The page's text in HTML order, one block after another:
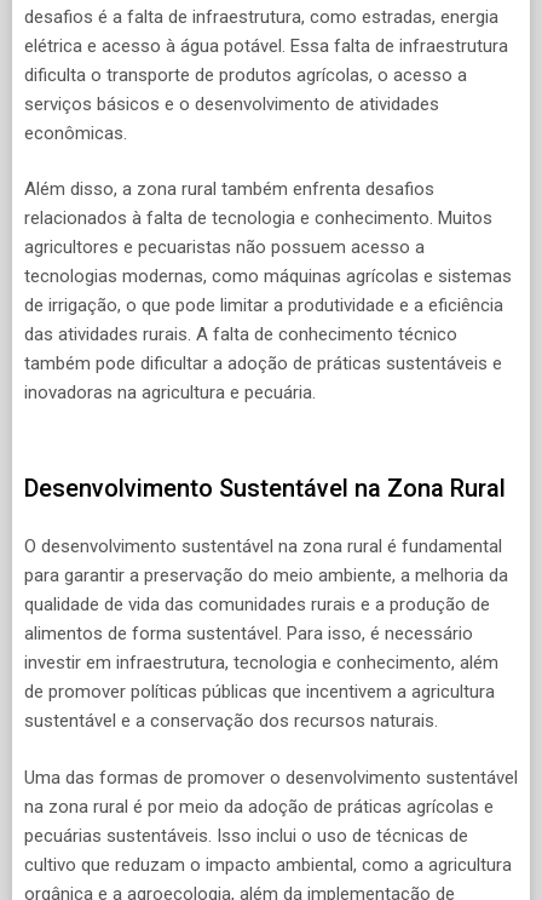
desafios é a falta de infraestrutura, como estradas, energia
elétrica e acesso à água potável. Essa falta de infraestrutura
dificulta o transporte de produtos agrícolas, o acesso a
serviços básicos e o desenvolvimento de atividades
econômicas.
Além disso, a zona rural também enfrenta desafios
relacionados à falta de tecnologia e conhecimento. Muitos
agricultores e pecuaristas não possuem acesso a
tecnologias modernas, como máquinas agrícolas e sistemas
de irrigação, o que pode limitar a produtividade e a eficiência
das atividades rurais. A falta de conhecimento técnico
também pode dificultar a adoção de práticas sustentáveis e
inovadoras na agricultura e pecuária.
Desenvolvimento Sustentável na Zona Rural
O desenvolvimento sustentável na zona rural é fundamental
para garantir a preservação do meio ambiente, a melhoria da
qualidade de vida das comunidades rurais e a produção de
alimentos de forma sustentável. Para isso, é necessário
investir em infraestrutura, tecnologia e conhecimento, além
de promover políticas públicas que incentivem a agricultura
sustentável e a conservação dos recursos naturais.
Uma das formas de promover o desenvolvimento sustentável
na zona rural é por meio da adoção de práticas agrícolas e
pecuárias sustentáveis. Isso inclui o uso de técnicas de
cultivo que reduzam o impacto ambiental, como a agricultura
orgânica e a agroecologia, além da implementação de